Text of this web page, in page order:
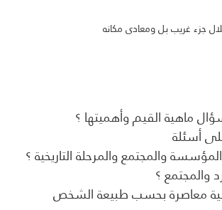
جزء غريب بل ومعادى مكانه
ماهية القيم وأهميتها ؟
أسئلة